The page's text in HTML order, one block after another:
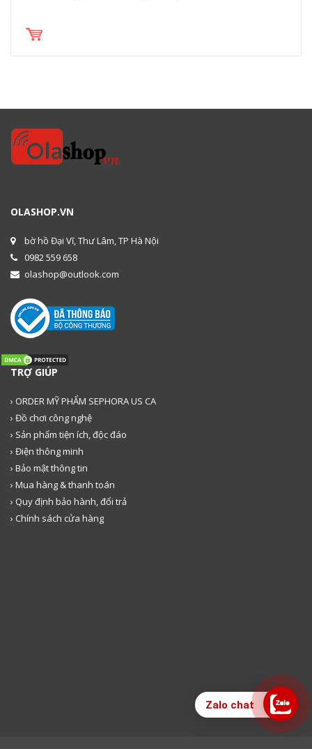
OLASHOP.VN
bờ hồ Đại Vĩ, Thư Lâm, TP Hà Nội
0982 559 658
olashop@outlook.com
TRỢ GIÚP
› ORDER MỸ PHẨM SEPHORA US CA
› Đồ chơi công nghệ
› Sản phẩm tiện ích, độc đáo
› Điện thông minh
› Bảo mật thông tin
› Mua hàng & thanh toán
› Quy định bảo hành, đổi trả
› Chính sách cửa hàng
Zalo chat